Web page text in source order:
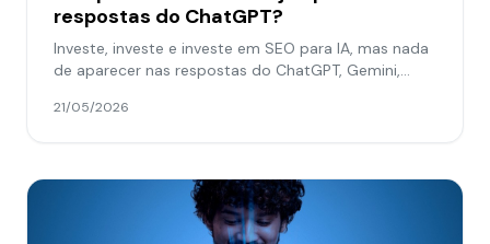
respostas do ChatGPT?
Investe, investe e investe em SEO para IA, mas nada
de aparecer nas respostas do ChatGPT, Gemini,
motivos!
21/05/2026